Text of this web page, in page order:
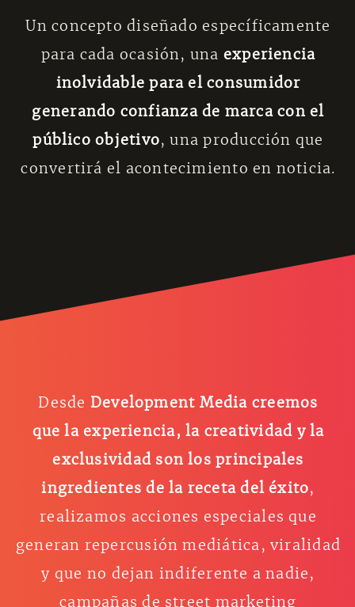
Un concepto diseñado específicamente
para cada ocasión, una experiencia
inolvidable para el consumidor
generando confianza de marca con el
público objetivo, una producción que
convertirá el acontecimiento en noticia.
Desde Development Media creemos
que la experiencia, la creatividad y la
exclusividad son los principales
ingredientes de la receta del éxito,
realizamos acciones especiales que
generan repercusión mediática, viralidad
y que no dejan indiferente a nadie,
campañas de street marketing